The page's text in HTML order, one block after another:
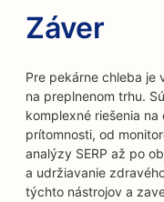
Záver
Pre pekárne chleba je
na preplnenom trhu.
komplexné riešenia
prítomnosti, od
analýzy SERP až po
a udržiavanie
týchto nástrojov a